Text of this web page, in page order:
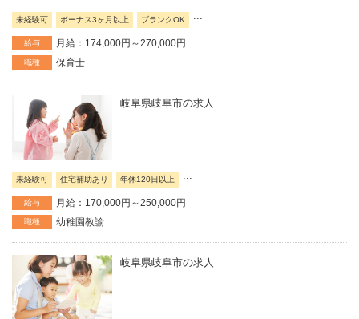
未経験可 ボーナス3ヶ月以上 ブランクOK ...
給与 月給：174,000円～270,000円
職種 保育士
岐阜県岐阜市の求人
未経験可 住宅補助あり 年休120日以上 ...
給与 月給：170,000円～250,000円
職種 幼稚園教諭
岐阜県岐阜市の求人